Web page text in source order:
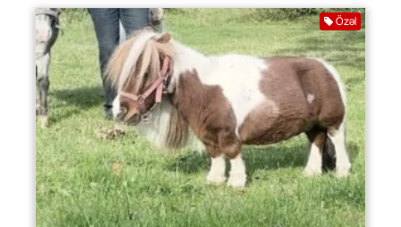
Özəl